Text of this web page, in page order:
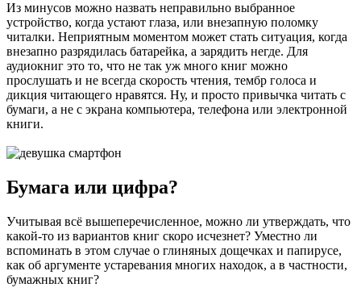
Из минусов можно назвать неправильно выбранное
устройство, когда устают глаза, или внезапную поломку
читалки. Неприятным моментом может стать ситуация, когда
внезапно разрядилась батарейка, а зарядить негде. Для
аудиокниг это то, что не так уж много книг можно
прослушать и не всегда скорость чтения, тембр голоса и
дикция читающего нравятся. Ну, и просто привычка читать с
бумаги, а не с экрана компьютера, телефона или электронной
книги.
Бумага или цифра?
Учитывая всё вышеперечисленное, можно ли утверждать, что
какой-то из вариантов книг скоро исчезнет? Уместно ли
вспоминать в этом случае о глиняных дощечках и папирусе,
как об аргументе устаревания многих находок, а в частности,
бумажных книг?